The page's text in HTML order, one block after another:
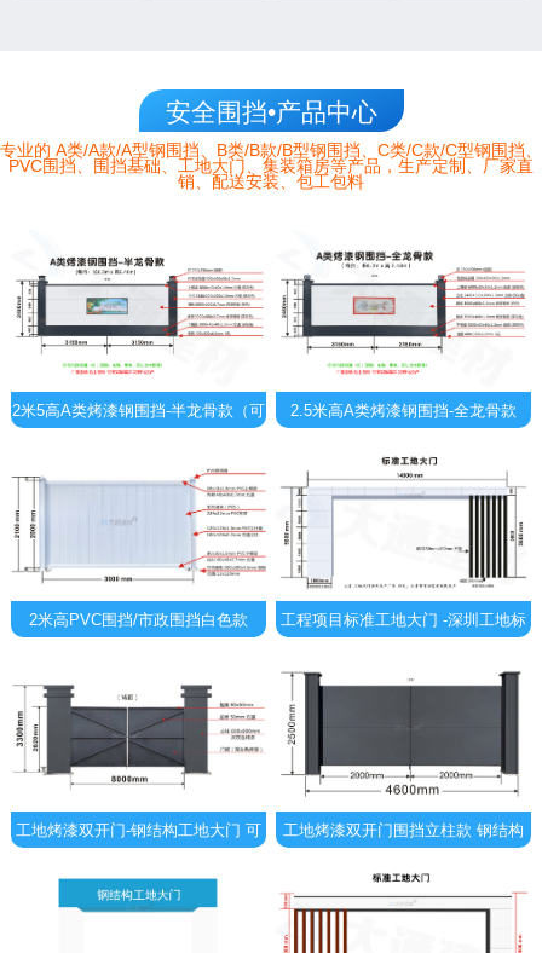
安全围挡•产品中心
专业的 A类/A款/A型钢围挡、B类/B款/B型钢围挡、C类/C款/C型钢围挡、
PVC围挡、围挡基础、工地大门、集装箱房等产品，生产定制、厂家直
销、配送安装、包工包料
2米5高A类烤漆钢围挡-半龙骨款（可
2.5米高A类烤漆钢围挡-全龙骨款
2米高PVC围挡/市政围挡白色款
工程项目标准工地大门 -深圳工地标
工地烤漆双开门-钢结构工地大门 可
工地烤漆双开门围挡立柱款 钢结构